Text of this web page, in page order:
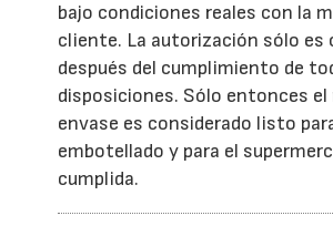
bajo condiciones reales con la
cliente. La autorización sólo es
después del cumplimiento de
disposiciones. Sólo entonces el
envase es considerado listo
embotellado y para el
cumplida.